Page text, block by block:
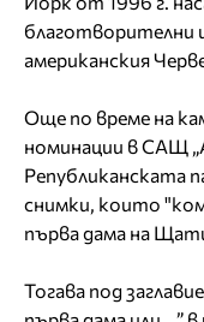
благотворителни
американския
Още по време на
номинации в САЩ
Републиканската
снимки, които
първа дама на
Тогава под